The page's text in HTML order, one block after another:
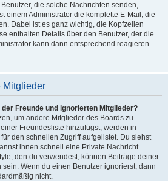
die solche Nachrichten senden,
einem Administrator die komplette E-Mail, die
Dabei ist es ganz wichtig, die Kopfzeilen
enthalten Details über den Benutzer, der die
kann dann entsprechend reagieren.
Mitglieder
Freunde und ignorierten Mitglieder?
um andere Mitglieder des Boards zu
Freundesliste hinzufügst, werden in
den schnellen Zugriff aufgelistet. Du siehst
ihnen schnell eine Private Nachricht
den du verwendest, können Beiträge deiner
Wenn du einen Benutzer ignorierst, dann
nicht.